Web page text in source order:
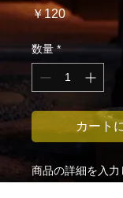
￥120価
格
数量 *
カート
商品の詳細を入